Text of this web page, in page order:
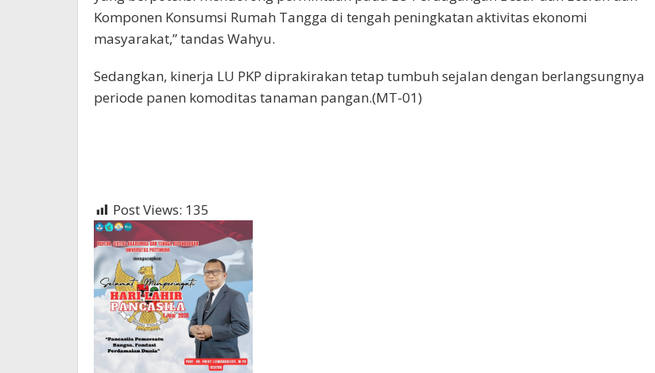
Komponen Konsumsi Rumah Tangga di tengah peningkatan aktivitas ekonomi
masyarakat,” tandas Wahyu.
Sedangkan, kinerja LU PKP diprakirakan tetap tumbuh sejalan dengan berlangsungnya
periode panen komoditas tanaman pangan.(MT-01)
Post Views: 135